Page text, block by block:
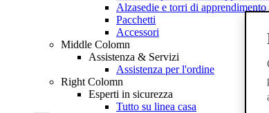
Alzasedie e torri di apprendimento
Pacchetti
Accessori
Middle Colomn
Assistenza & Servizi
Assistenza per l'ordine
Right Colomn
Esperti in sicurezza
Tutto su linea casa